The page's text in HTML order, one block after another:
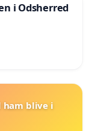
i Odsherred
ham blive i